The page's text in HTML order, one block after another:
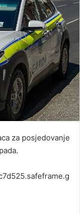
za posjedovanje